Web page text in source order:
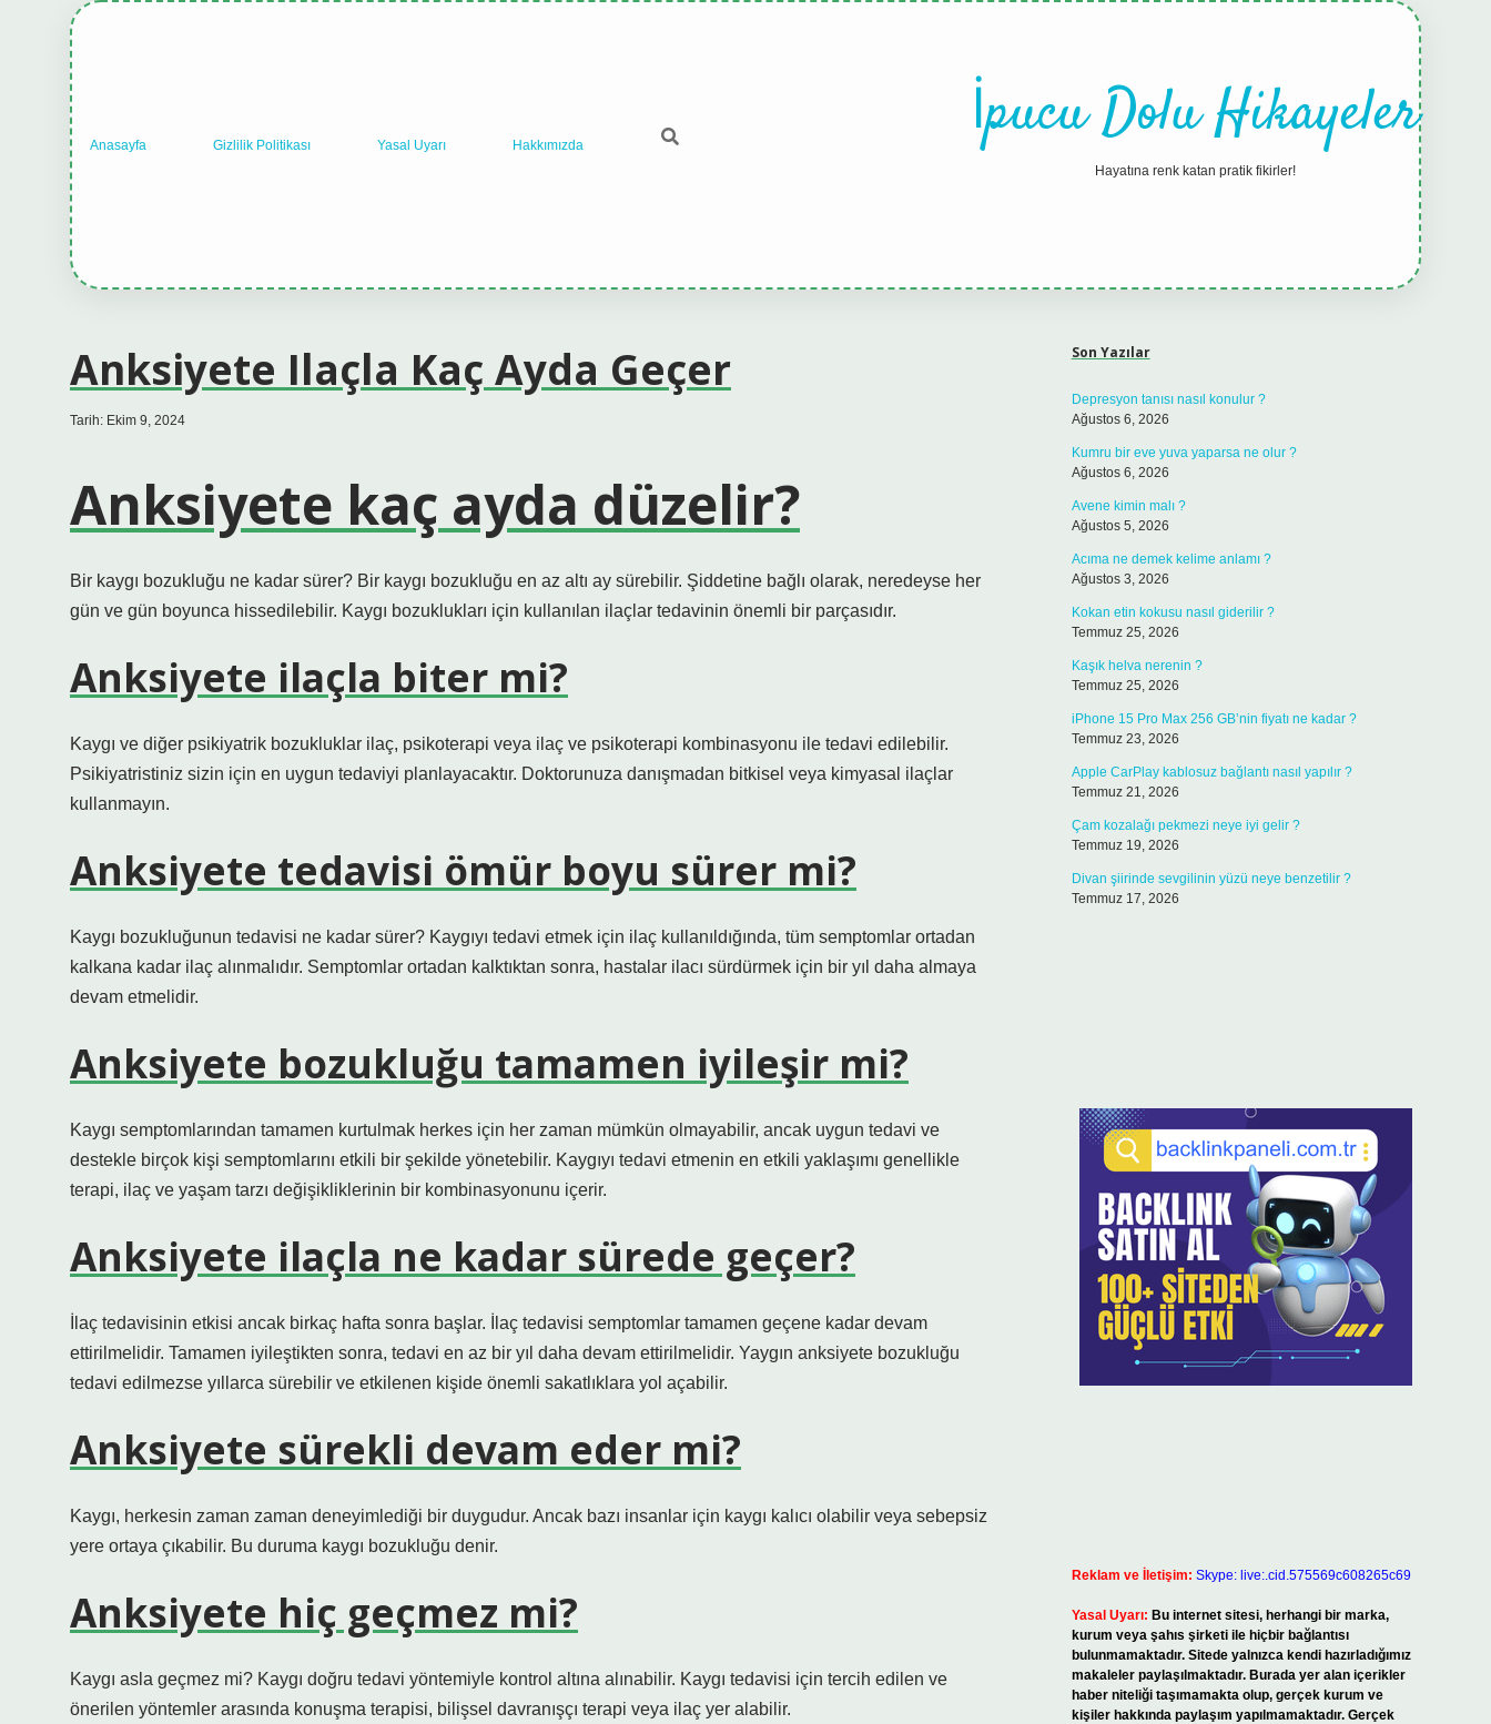
Anasayfa Gizlilik Politikası Yasal Uyarı Hakkımızda İpucu Dolu Hikayeler
Hayatına renk katan pratik fikirler!
Anksiyete Ilaçla Kaç Ayda Geçer
Tarih: Ekim 9, 2024
Anksiyete kaç ayda düzelir?
Bir kaygı bozukluğu ne kadar sürer? Bir kaygı bozukluğu en az altı ay sürebilir. Şiddetine bağlı olarak, neredeyse her
gün ve gün boyunca hissedilebilir. Kaygı bozuklukları için kullanılan ilaçlar tedavinin önemli bir parçasıdır.
Anksiyete ilaçla biter mi?
Kaygı ve diğer psikiyatrik bozukluklar ilaç, psikoterapi veya ilaç ve psikoterapi kombinasyonu ile tedavi edilebilir.
Psikiyatristiniz sizin için en uygun tedaviyi planlayacaktır. Doktorunuza danışmadan bitkisel veya kimyasal ilaçlar
kullanmayın.
Anksiyete tedavisi ömür boyu sürer mi?
Kaygı bozukluğunun tedavisi ne kadar sürer? Kaygıyı tedavi etmek için ilaç kullanıldığında, tüm semptomlar ortadan
kalkana kadar ilaç alınmalıdır. Semptomlar ortadan kalktıktan sonra, hastalar ilacı sürdürmek için bir yıl daha almaya
devam etmelidir.
Anksiyete bozukluğu tamamen iyileşir mi?
Kaygı semptomlarından tamamen kurtulmak herkes için her zaman mümkün olmayabilir, ancak uygun tedavi ve
destekle birçok kişi semptomlarını etkili bir şekilde yönetebilir. Kaygıyı tedavi etmenin en etkili yaklaşımı genellikle
terapi, ilaç ve yaşam tarzı değişikliklerinin bir kombinasyonunu içerir.
Anksiyete ilaçla ne kadar sürede geçer?
İlaç tedavisinin etkisi ancak birkaç hafta sonra başlar. İlaç tedavisi semptomlar tamamen geçene kadar devam
ettirilmelidir. Tamamen iyileştikten sonra, tedavi en az bir yıl daha devam ettirilmelidir. Yaygın anksiyete bozukluğu
tedavi edilmezse yıllarca sürebilir ve etkilenen kişide önemli sakatlıklara yol açabilir.
Anksiyete sürekli devam eder mi?
Kaygı, herkesin zaman zaman deneyimlediği bir duygudur. Ancak bazı insanlar için kaygı kalıcı olabilir veya sebepsiz
yere ortaya çıkabilir. Bu duruma kaygı bozukluğu denir.
Anksiyete hiç geçmez mi?
Kaygı asla geçmez mi? Kaygı doğru tedavi yöntemiyle kontrol altına alınabilir. Kaygı tedavisi için tercih edilen ve
önerilen yöntemler arasında konuşma terapisi, bilişsel davranışçı terapi veya ilaç yer alabilir.
Son Yazılar
Depresyon tanısı nasıl konulur ?
Ağustos 6, 2026
Kumru bir eve yuva yaparsa ne olur ?
Ağustos 6, 2026
Avene kimin malı ?
Ağustos 5, 2026
Acıma ne demek kelime anlamı ?
Ağustos 3, 2026
Kokan etin kokusu nasıl giderilir ?
Temmuz 25, 2026
Kaşık helva nerenin ?
Temmuz 25, 2026
iPhone 15 Pro Max 256 GB’nin fiyatı ne kadar ?
Temmuz 23, 2026
Apple CarPlay kablosuz bağlantı nasıl yapılır ?
Temmuz 21, 2026
Çam kozalağı pekmezi neye iyi gelir ?
Temmuz 19, 2026
Divan şiirinde sevgilinin yüzü neye benzetilir ?
Temmuz 17, 2026
Reklam ve İletişim: Skype: live:.cid.575569c608265c69
Yasal Uyarı: Bu internet sitesi, herhangi bir marka,
kurum veya şahıs şirketi ile hiçbir bağlantısı
bulunmamaktadır. Sitede yalnızca kendi hazırladığımız
makaleler paylaşılmaktadır. Burada yer alan içerikler
haber niteliği taşımamakta olup, gerçek kurum ve
kişiler hakkında paylaşım yapılmamaktadır. Gerçek